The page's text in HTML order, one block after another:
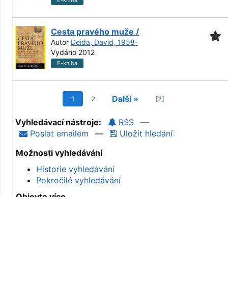
Cesta pravého muže /
Autor Deida, David, 1958-
Vydáno 2012
E-kniha
1 2 Další » [2]
Vyhledávací nástroje: RSS
—
Poslat emailem
—
Uložit hledání
Možnosti vyhledávání
Historie vyhledávání
Pokročilé vyhledávání
Objevte více